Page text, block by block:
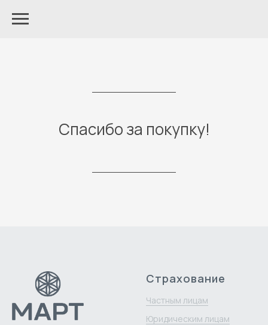
Спасибо за покупку!
Страхование
Частным лицам
Юридическим лицам